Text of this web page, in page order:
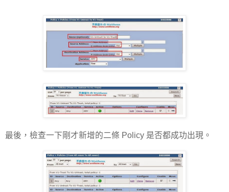
最後，檢查一下剛才新增的二條 Policy 是否都成功出現。